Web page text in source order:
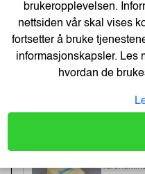
942,-
754,- Eks. Mva.
brukeropplevelsen.
nettsiden vår skal vises
fortsetter å bruke
informasjonskapsler. Les
hvordan de